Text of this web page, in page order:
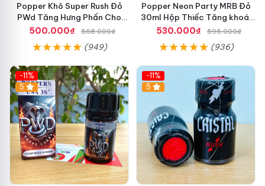
Popper Khô Super Rush Đỏ
PWd Tăng Hưng Phấn Cho
Top Bót
500.000₫ 568.000₫
(949)
Popper Neon Party MRB Đỏ
30ml Hộp Thiếc Tăng khoái
Cảm Mạnh Cho Top Bot
530.000₫ 595.000₫
(936)
-11%
5
-11%
5